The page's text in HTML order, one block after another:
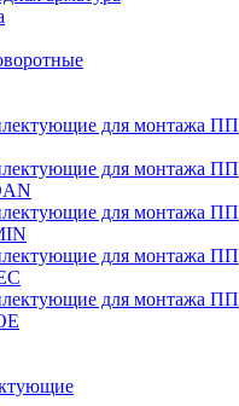
для монтажа ПП
для монтажа ПП
для монтажа ПП
для монтажа ПП
для монтажа ПП